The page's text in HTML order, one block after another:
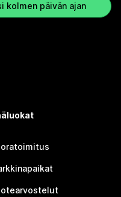
kolmen päivän ajan